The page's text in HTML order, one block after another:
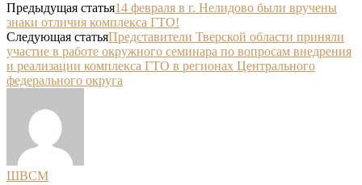
Предыдущая статья14 февраля в г. Нелидово были вручены
знаки отличия комплекса ГТО!
Следующая статьяПредставители Тверской области приняли
участие в работе окружного семинара по вопросам внедрения
и реализации комплекса ГТО в регионах Центрального
федерального округа
ШВСМ